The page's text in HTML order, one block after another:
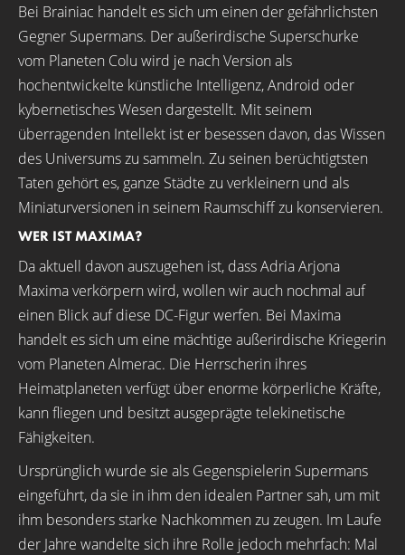
Bei Brainiac handelt es sich um einen der gefährlichsten
Gegner Supermans. Der außerirdische Superschurke
vom Planeten Colu wird je nach Version als
hochentwickelte künstliche Intelligenz, Android oder
kybernetisches Wesen dargestellt. Mit seinem
überragenden Intellekt ist er besessen davon, das Wissen
des Universums zu sammeln. Zu seinen berüchtigtsten
Taten gehört es, ganze Städte zu verkleinern und als
Miniaturversionen in seinem Raumschiff zu konservieren.
WER IST MAXIMA?
Da aktuell davon auszugehen ist, dass Adria Arjona
Maxima verkörpern wird, wollen wir auch nochmal auf
einen Blick auf diese DC-Figur werfen. Bei Maxima
handelt es sich um eine mächtige außerirdische Kriegerin
vom Planeten Almerac. Die Herrscherin ihres
Heimatplaneten verfügt über enorme körperliche Kräfte,
kann fliegen und besitzt ausgeprägte telekinetische
Fähigkeiten.
Ursprünglich wurde sie als Gegenspielerin Supermans
eingeführt, da sie in ihm den idealen Partner sah, um mit
ihm besonders starke Nachkommen zu zeugen. Im Laufe
der Jahre wandelte sich ihre Rolle jedoch mehrfach: Mal